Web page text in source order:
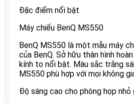
Đặc điểm nổi bật
Máy chiếu BenQ MS550
BenQ MS550 là một mẫu máy
của BenQ. Sở hữu thân hình
kính to nổi bật. Màu sắc trắng
MS550 phù hợp với mọi không
Độ sáng cao cho phòng họp nhỏ